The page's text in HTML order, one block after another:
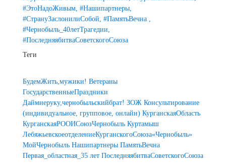
#ЭтоНадоЖивым, #Нашипартнеры,
#СтрануЗаслонилиСобой, #ПамятьВечна ,
#Чернобыль_40летТрагедии,
#ПоследняябитваСоветскогоСоюза
Теги
БудемЖить,мужики! Ветераны
ГосударственныеПраздники
Даймнеруку,чернобыльскийбрат! ЗОЖ Консультирование
(индивидуальное, групповое, онлайн) КурганскаяОбласть
КурганскаяРООИСоюзЧернобыль Куртамыш
ЛебяжьевскоеотделениеКурганскогоСоюза«Чернобыль»
МойЧернобыль Нашипартнеры ПамятьВечна
Первая_областная_35 лет ПоследняябитваСоветскогоСоюза